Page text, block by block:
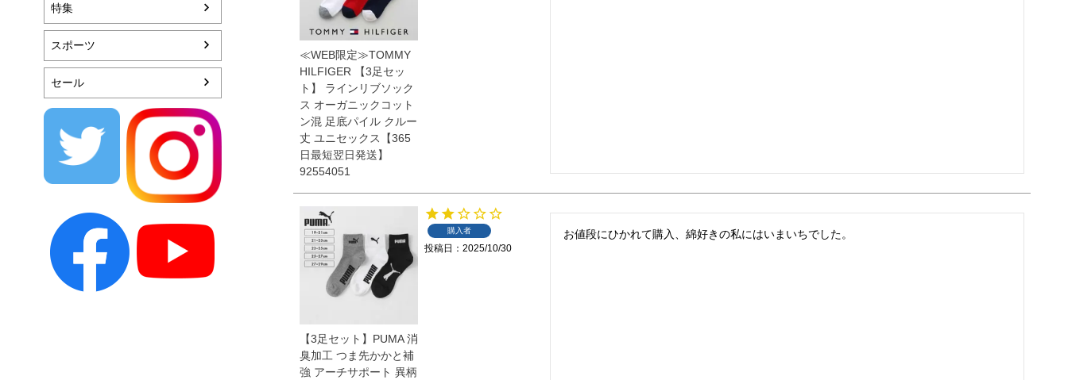
特集
スポーツ
セール
≪WEB限定≫TOMMY
HILFIGER 【3足セッ
ト】 ラインリブソック
ス オーガニックコット
ン混 足底パイル クルー
丈 ユニセックス【365
日最短翌日発送】
92554051
【3足セット】PUMA 消
臭加工 つま先かかと補
強 アーチサポート 異柄
購入者
投稿日 2025/10/30
お値段にひかれて購入、綿好きの私にはいまいちでした。